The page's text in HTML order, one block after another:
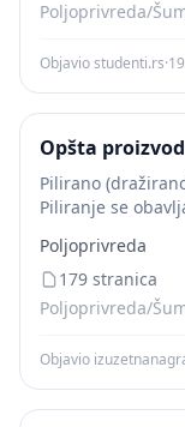
Poljoprivreda/
Objavio studenti.rs·
Opšta
Pilirano
Piliranje se
materijama, pri
piliranja seme...
Poljoprivreda
179 stranica
Poljoprivreda/
Objavio